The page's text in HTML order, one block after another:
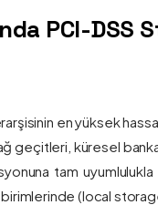
PCI-DSS
en yüksek
küresel
tam uyumlulukla
(local